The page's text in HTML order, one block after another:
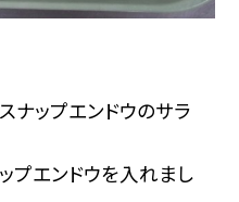
ナップエンドウのサラ
プエンドウを入れまし